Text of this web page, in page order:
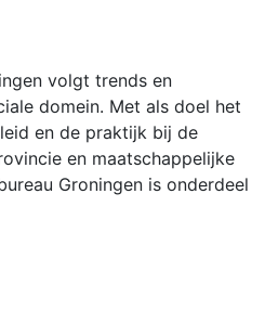
volgt trends en
domein. Met als doel het
en de praktijk bij de
en maatschappelijke
Groningen is onderdeel